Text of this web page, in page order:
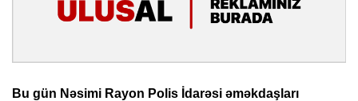
Bu gün Nəsimi Rayon Polis İdarəsi əməkdaşları